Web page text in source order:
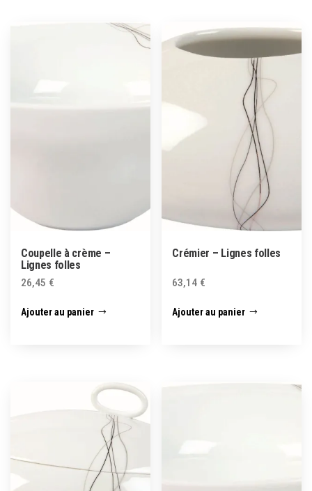
Coupelle à crème –
Lignes folles
26,45 €
Ajouter au panier
Crémier – Lignes folles
63,14 €
Ajouter au panier